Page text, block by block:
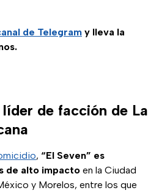
de Telegram y lleva la
de facción de La
, “El Seven” es
de alto impacto en la Ciudad
y Morelos, entre los que